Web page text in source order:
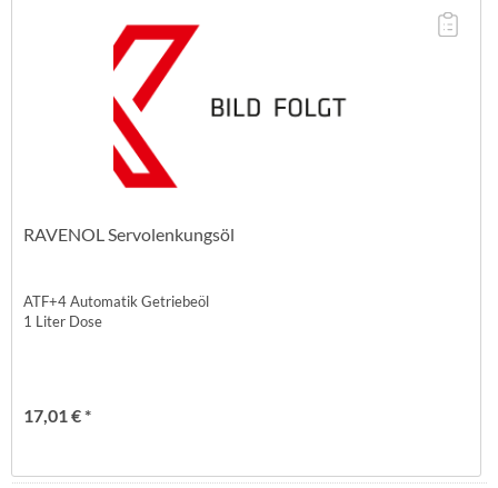
RAVENOL Servolenkungsöl
ATF+4 Automatik Getriebeöl
1 Liter Dose
17,01 € *